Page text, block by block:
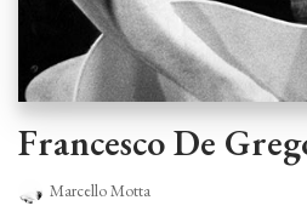
Francesco De
Marcello Motta